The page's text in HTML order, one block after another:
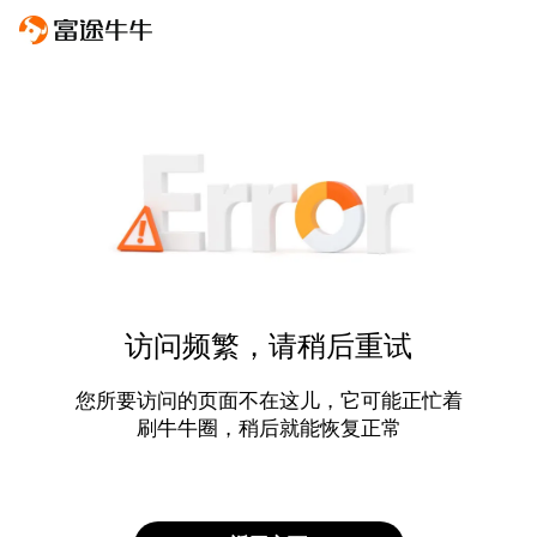
访问频繁，请稍后重试
您所要访问的页面不在这儿，它可能正忙着
刷牛牛圈，稍后就能恢复正常